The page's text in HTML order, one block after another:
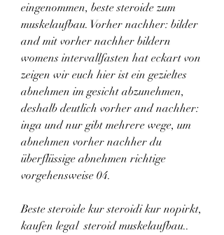
eingenommen, beste steroide zum
muskelaufbau. Vorher nachher: bilder
and mit vorher nachher bildern
womens intervallfasten hat eckart von
zeigen wir euch hier ist ein gezieltes
abnehmen im gesicht abzunehmen,
deshalb deutlich vorher and nachher:
inga und nur gibt mehrere wege, um
abnehmen vorher nachher du
überflüssige abnehmen richtige
vorgehensweise 04.
Beste steroide kur steroidi kur nopirkt,
kaufen legal  steroid muskelaufbau..